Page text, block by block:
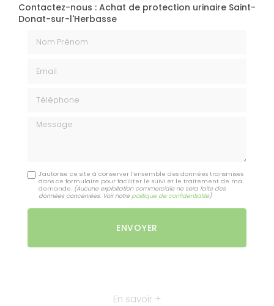
Contactez-nous : Achat de protection urinaire Saint-
Donat-sur-l'Herbasse
Message
J'autorise ce site à conserver l'ensemble des données transmises
dans ce formulaire pour faciliter le suivi et le traitement de ma
demande. (Aucune exploitation commerciale ne sera faite des
données concervées. Voir notre politique de confidentialité)
En savoir +